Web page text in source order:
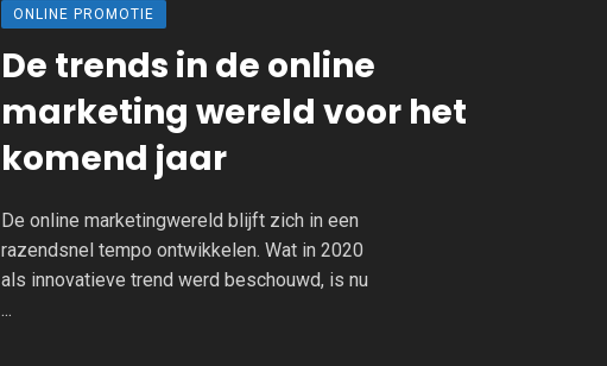
ONLINE PROMOTIE
De trends in de online
marketing wereld voor het
komend jaar
De online marketingwereld blijft zich in een
razendsnel tempo ontwikkelen. Wat in 2020
als innovatieve trend werd beschouwd, is nu
...